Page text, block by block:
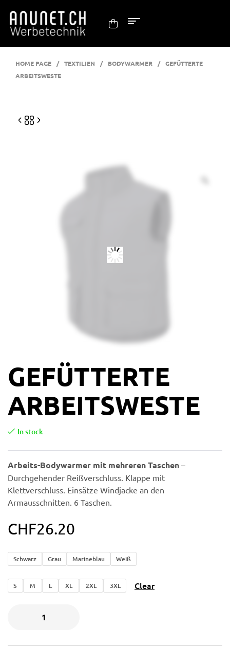
HOME PAGE / TEXTILIEN / BODYWARMER /
GEFÜTTERTE
ARBEITSWESTE
GEFÜTTERTE
ARBEITSWESTE
In stock
Arbeits-Bodywarmer mit mehreren Taschen –
Durchgehender Reißverschluss. Klappe mit
Klettverschluss. Einsätze Windjacke an den
Armausschnitten. 6 Taschen.
CHF26.20
Schwarz Grau Marineblau Weiß
S M L XL 2XL 3XL Clear